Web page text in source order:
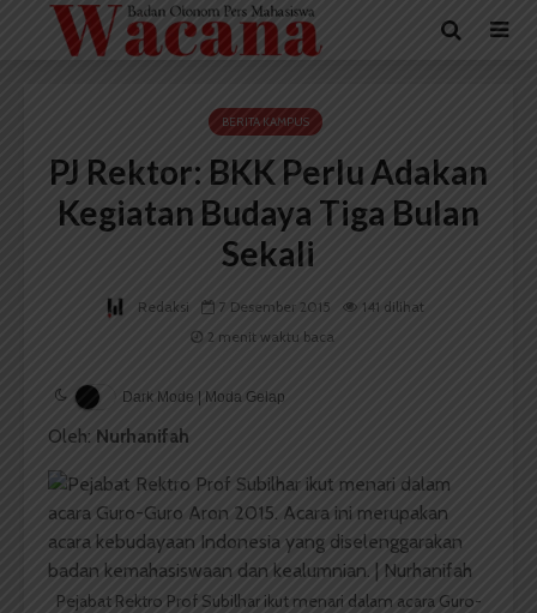
BERITA KAMPUS
PJ Rektor: BKK Perlu Adakan
Kegiatan Budaya Tiga Bulan
Sekali
Redaksi 7 Desember 2015
141 dilihat
2 menit waktu baca
Dark Mode | Moda Gelap
Oleh: Nurhanifah
Pejabat Rektro Prof Subilhar ikut menari dalam acara Guro-